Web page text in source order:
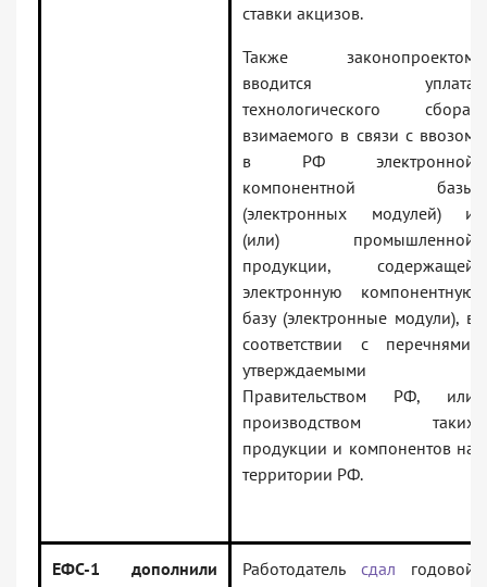
ставки акцизов.
Также законопроектом
вводится уплата
технологического сбора,
взимаемого в связи с ввозом
в РФ электронной
компонентной базы
(электронных модулей) и
(или) промышленной
продукции, содержащей
электронную компонентную
базу (электронные модули), в
соответствии с перечнями,
утверждаемыми
Правительством РФ, или
производством таких
продукции и компонентов на
территории РФ.
ЕФС-1 дополнили
Работодатель сдал годовой